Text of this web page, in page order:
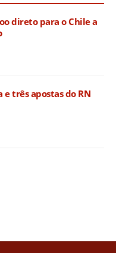
direto para o Chile a
e três apostas do RN